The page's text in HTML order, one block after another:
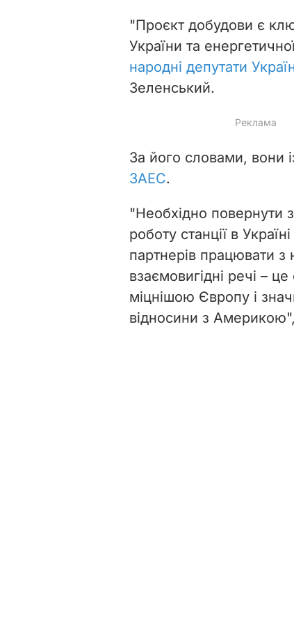
"Проєкт добудови є
України та
народні депутати
Зеленський.
За його словами, вони
ЗАЕС.
"Необхідно повернути
роботу станції в
партнерів працювати
взаємовигідні речі –
міцнішою Європу і
відносини з